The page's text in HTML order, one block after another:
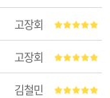
고장회
고장회
김철민